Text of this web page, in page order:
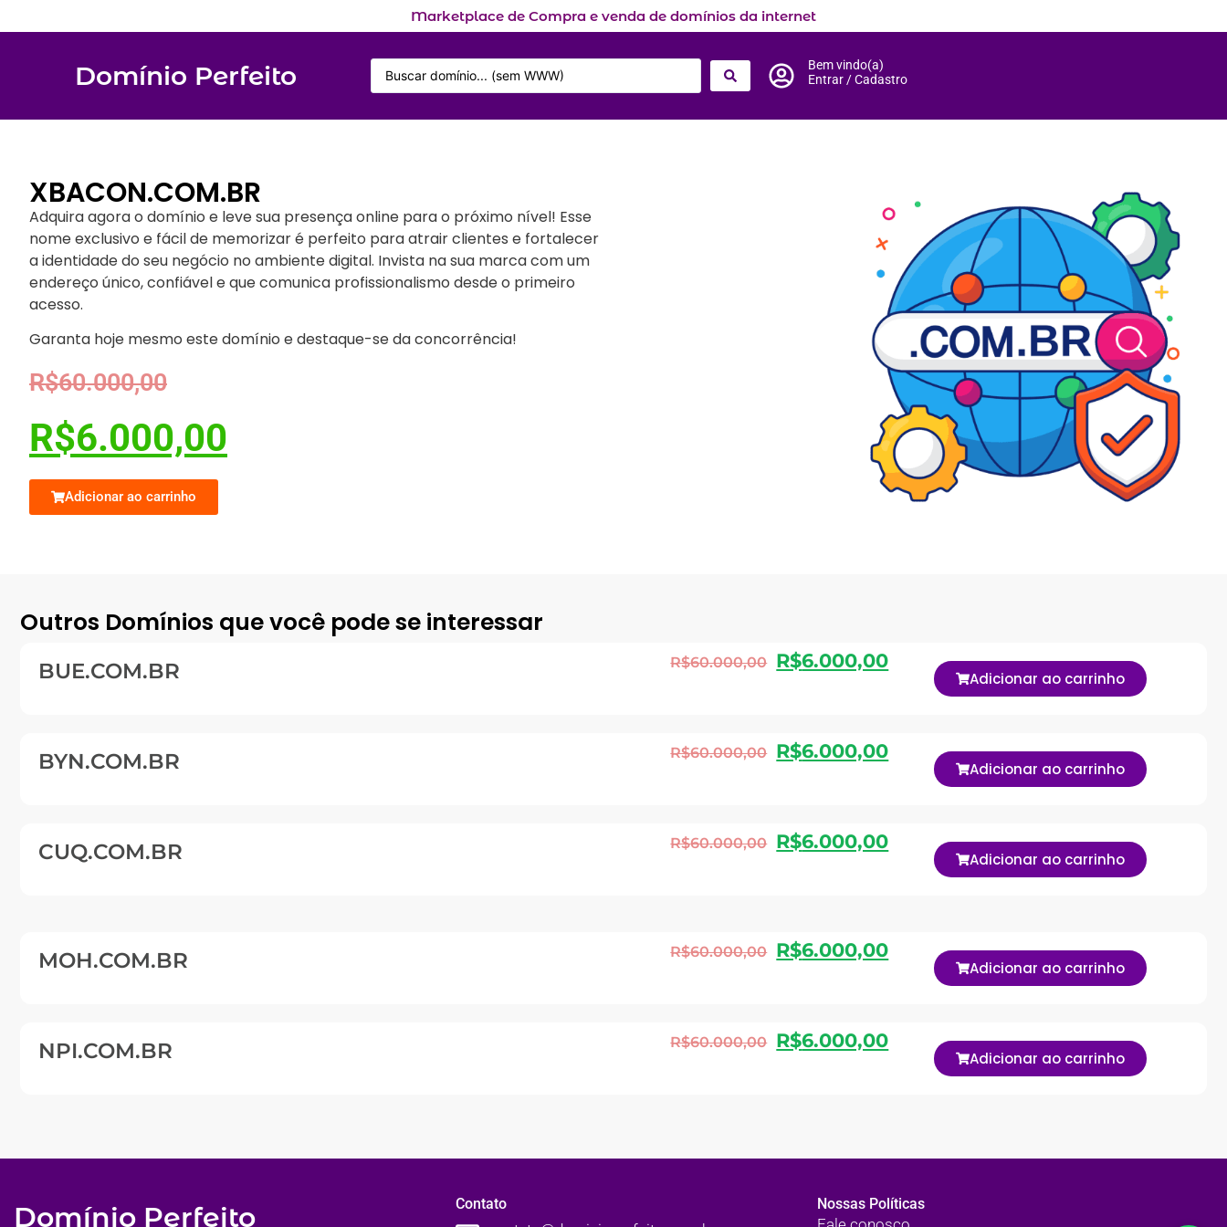
Marketplace de Compra e venda de domínios da internet
Domínio Perfeito
Bem vindo(a)
Entrar / Cadastro
XBACON.COM.BR
Adquira agora o domínio e leve sua presença online para o próximo nível! Esse
nome exclusivo e fácil de memorizar é perfeito para atrair clientes e fortalecer
a identidade do seu negócio no ambiente digital. Invista na sua marca com um
endereço único, confiável e que comunica profissionalismo desde o primeiro
acesso.
Garanta hoje mesmo este domínio e destaque-se da concorrência!
R$60.000,00
R$6.000,00
Adicionar ao carrinho
Outros Domínios que você pode se interessar
BUE.COM.BR R$60.000,00 R$6.000,00
Adicionar ao carrinho
BYN.COM.BR R$60.000,00 R$6.000,00
Adicionar ao carrinho
CUQ.COM.BR R$60.000,00 R$6.000,00
Adicionar ao carrinho
MOH.COM.BR R$60.000,00 R$6.000,00
Adicionar ao carrinho
NPI.COM.BR R$60.000,00 R$6.000,00
Adicionar ao carrinho
Domínio Perfeito Contato Nossas Políticas